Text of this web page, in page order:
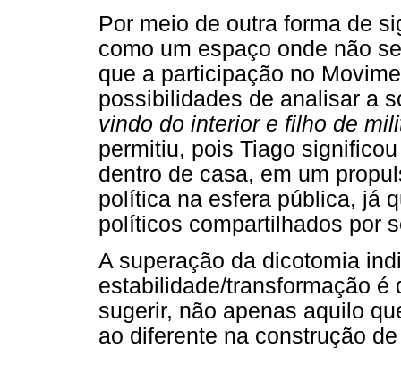
Por meio de outra forma de
como um espaço onde não
que a participação no
possibilidades de analisar a
vindo do interior e filho de
permitiu, pois Tiago
dentro de casa, em um
política na esfera pública, já
políticos compartilhados por
A superação da dicotomia
estabilidade/transformação é
sugerir, não apenas aquilo
ao diferente na construção